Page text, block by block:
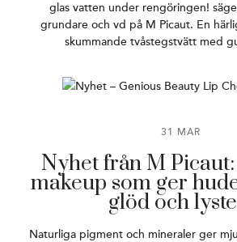
glas vatten under rengöringen!
grundare och vd på M Picaut. En
skummande tvåstegstvätt med
31 MAR
Nyhet från M Picaut:
makeup som ger
glöd och
Naturliga pigment och mineraler ger